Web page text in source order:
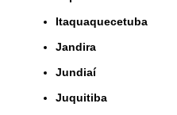
Itaquaquecetuba
Jandira
Jundiaí
Juquitiba